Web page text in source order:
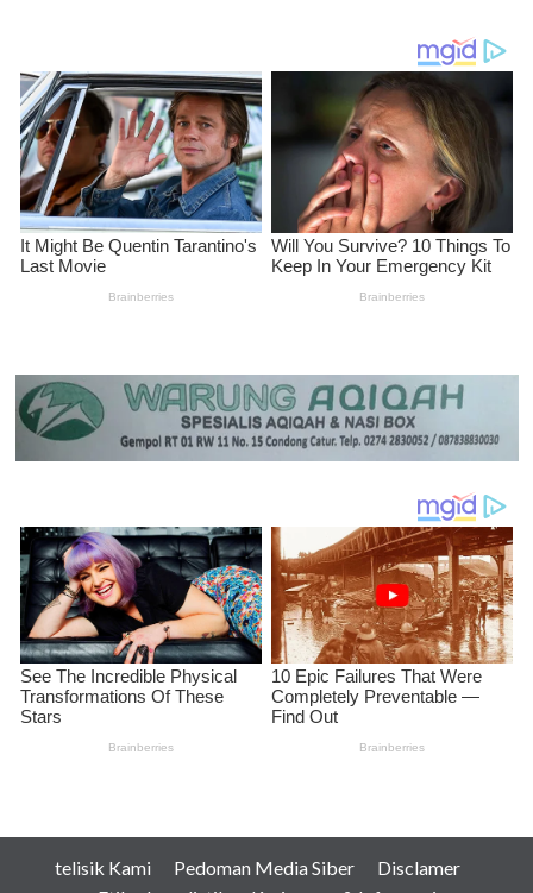
telisik Kami Pedoman Media Siber
Disclamer